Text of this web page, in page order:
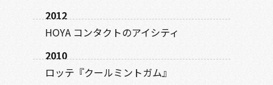
2012
HOYA コンタクトのアイシティ
2010
ロッテ『クールミントガム』